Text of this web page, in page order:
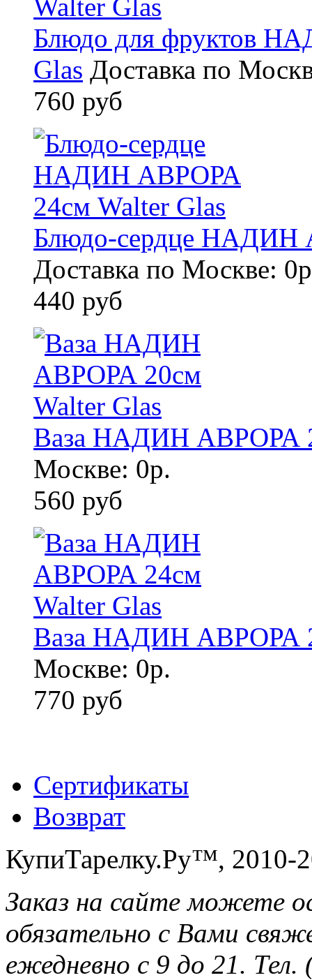
Блюдо для фруктов
Glas Доставка по
760 руб
Блюдо-сердце НАДИН
Доставка по Москве:
440 руб
Ваза НАДИН АВРОРА
Москве: 0р.
560 руб
Ваза НАДИН АВРОРА
Москве: 0р.
770 руб
Сертификаты
Возврат
КупиТарелку.Ру™, 2010-
Заказ на сайте можете
обязательно с Вами
ежедневно с 9 до 21.